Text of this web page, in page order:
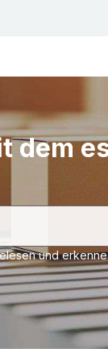
(Boden-
dem
und erkenne